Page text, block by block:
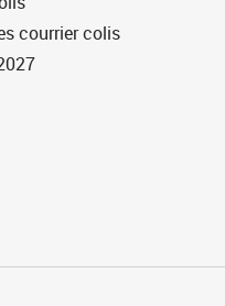
courrier colis